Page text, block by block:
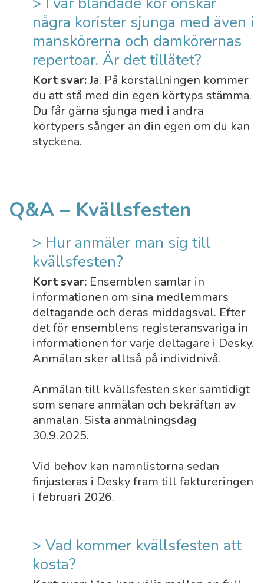
några korister sjunga med även i
manskörerna och damkörernas
repertoar. Är det tillåtet?
Kort svar:Ja. På körställningen kommer
du att stå med din egen körtyps stämma.
Du får gärna sjunga med i andra
körtypers sånger än din egen om du kan
styckena.
Q&A – Kvällsfesten
> Hur anmäler man sig till
kvällsfesten?
Kort svar: Ensemblen samlar in
informationen om sina medlemmars
deltagande och deras middagsval. Efter
det för ensemblens registeransvariga in
informationen för varje deltagare i Desky.
Anmälan sker alltså på individnivå.
Anmälan till kvällsfesten sker samtidigt
som senare anmälan och bekräftan av
anmälan. Sista anmälningsdag
30.9.2025.
Vid behov kan namnlistorna sedan
finjusteras i Desky fram till faktureringen
i februari 2026.
> Vad kommer kvällsfesten att
kosta?